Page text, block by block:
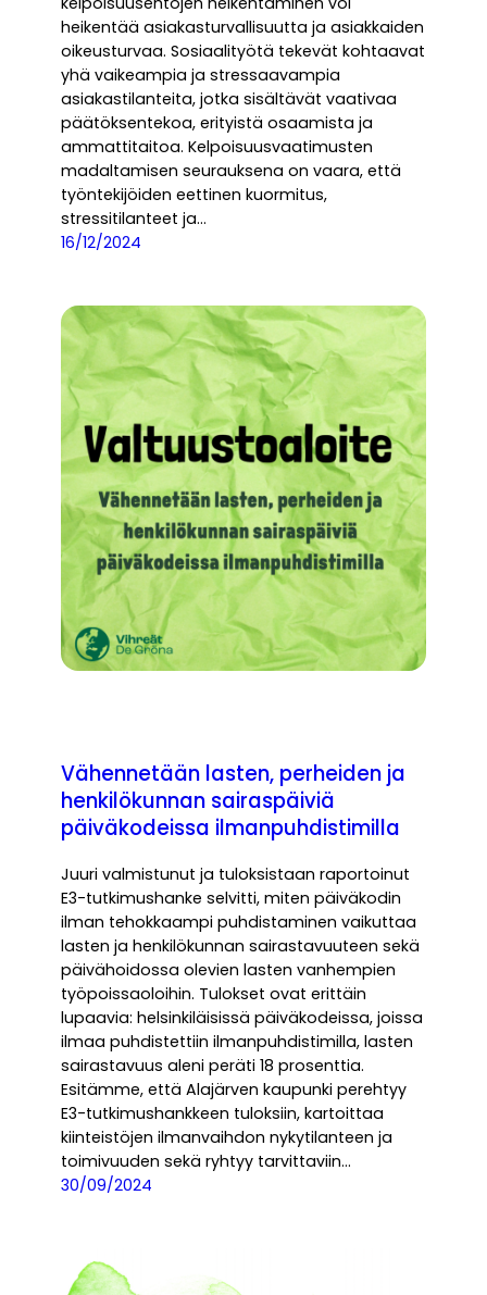
heikentää asiakasturvallisuutta ja asiakkaiden
oikeusturvaa. Sosiaalityötä tekevät kohtaavat
yhä vaikeampia ja stressaavampia
asiakastilanteita, jotka sisältävät vaativaa
päätöksentekoa, erityistä osaamista ja
ammattitaitoa. Kelpoisuusvaatimusten
madaltamisen seurauksena on vaara, että
työntekijöiden eettinen kuormitus,
stressitilanteet ja…
16/12/2024
Vähennetään lasten, perheiden ja
henkilökunnan sairaspäiviä
päiväkodeissa ilmanpuhdistimilla
Juuri valmistunut ja tuloksistaan raportoinut
E3-tutkimushanke selvitti, miten päiväkodin
ilman tehokkaampi puhdistaminen vaikuttaa
lasten ja henkilökunnan sairastavuuteen sekä
päivähoidossa olevien lasten vanhempien
työpoissaoloihin. Tulokset ovat erittäin
lupaavia: helsinkiläisissä päiväkodeissa, joissa
ilmaa puhdistettiin ilmanpuhdistimilla, lasten
sairastavuus aleni peräti 18 prosenttia.
Esitämme, että Alajärven kaupunki perehtyy
E3-tutkimushankkeen tuloksiin, kartoittaa
kiinteistöjen ilmanvaihdon nykytilanteen ja
toimivuuden sekä ryhtyy tarvittaviin…
30/09/2024